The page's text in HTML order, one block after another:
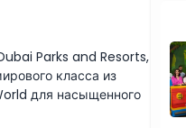
Parks and Resorts,
класса из
для насыщенного